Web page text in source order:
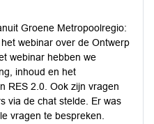
Groene Metropoolregio:
webinar over de Ontwerp
webinar hebben we
inhoud en het
RES 2.0. Ook zijn vragen
via de chat stelde. Er was
vragen te bespreken.